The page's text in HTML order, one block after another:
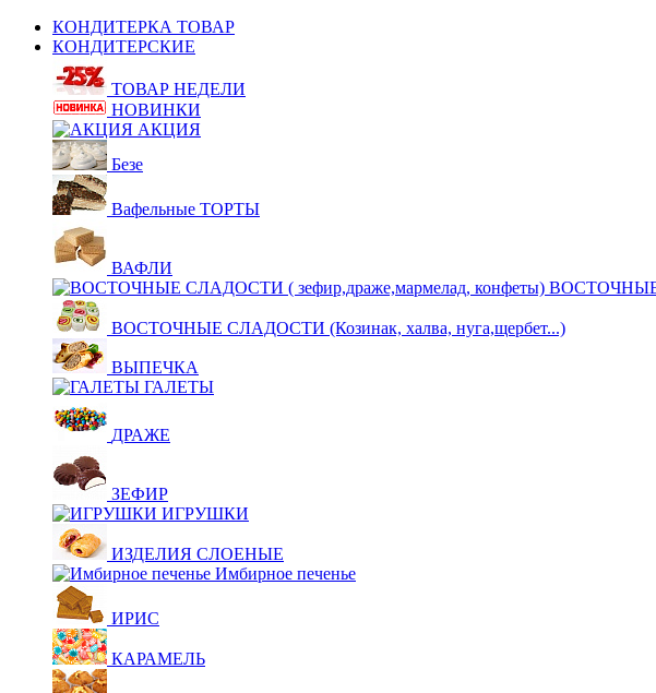
КОНДИТЕРКА ТОВАР
КОНДИТЕРСКИЕ
ТОВАР НЕДЕЛИ
НОВИНКИ
АКЦИЯ
Безе
Вафельные ТОРТЫ
ВАФЛИ
ВОСТОЧНЫЕ
ВОСТОЧНЫЕ СЛАДОСТИ (Козинак, халва, нуга,щербет...)
ВЫПЕЧКА
ГАЛЕТЫ
ДРАЖЕ
ЗЕФИР
ИГРУШКИ
ИЗДЕЛИЯ СЛОЕНЫЕ
Имбирное печенье
ИРИС
КАРАМЕЛЬ